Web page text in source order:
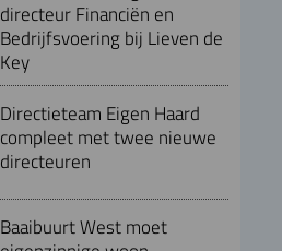
directeur Financiën en
Bedrijfsvoering bij Lieven de
Key
Directieteam Eigen Haard
compleet met twee nieuwe
directeuren
Baaibuurt West moet